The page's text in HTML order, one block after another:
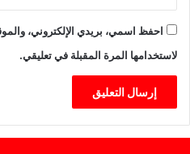
احفظ اسمي، بريدي الإلكتروني،
لاستخدامها المرة المقبلة في تعليقي.